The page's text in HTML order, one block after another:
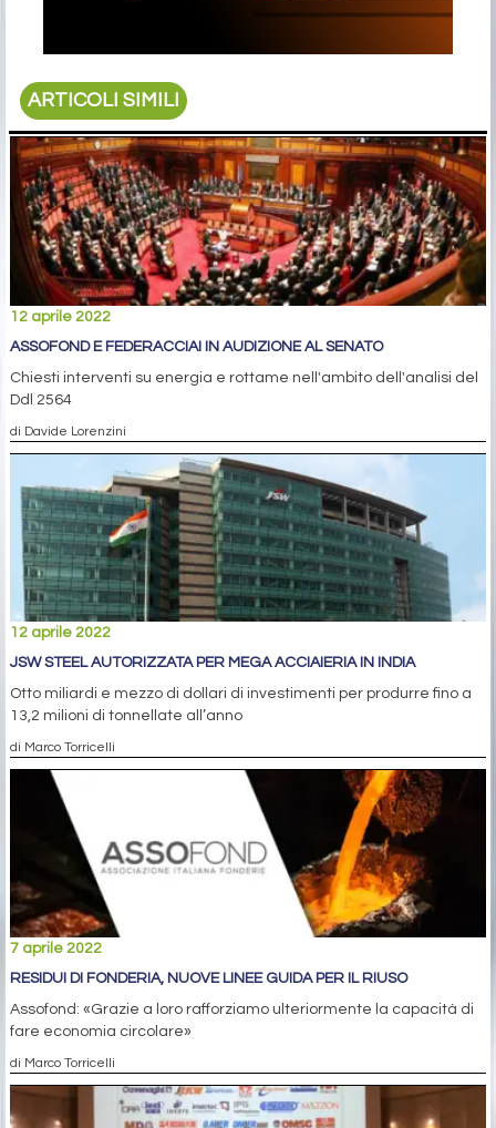
ARTICOLI SIMILI
12 aprile 2022
ASSOFOND E FEDERACCIAI IN AUDIZIONE AL SENATO
Chiesti interventi su energia e rottame nell'ambito dell'analisi del
Ddl 2564
di Davide Lorenzini
12 aprile 2022
JSW STEEL AUTORIZZATA PER MEGA ACCIAIERIA IN INDIA
Otto miliardi e mezzo di dollari di investimenti per produrre fino a
13,2 milioni di tonnellate all’anno
di Marco Torricelli
7 aprile 2022
RESIDUI DI FONDERIA, NUOVE LINEE GUIDA PER IL RIUSO
Assofond: «Grazie a loro rafforziamo ulteriormente la capacità di
fare economia circolare»
di Marco Torricelli